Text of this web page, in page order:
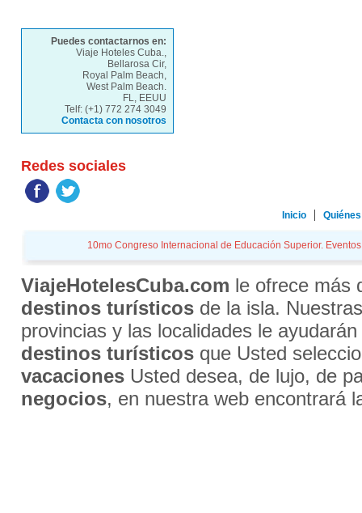
Puedes contactarnos en:
Viaje Hoteles Cuba.,
Bellarosa Cir,
Royal Palm Beach,
West Palm Beach.
FL, EEUU
Telf: (+1) 772 274 3049
Contacta con nosotros
Redes sociales
Inicio
10mo Congreso Internacional de Educación Superior.
ViajeHotelesCuba.com le ofrece más
destinos turísticosde la isla.
provincias y las localidades le
destinos turísticosque Usted
vacacionesUsted desea, de lujo, de
negocios, en nuestra web encontrará